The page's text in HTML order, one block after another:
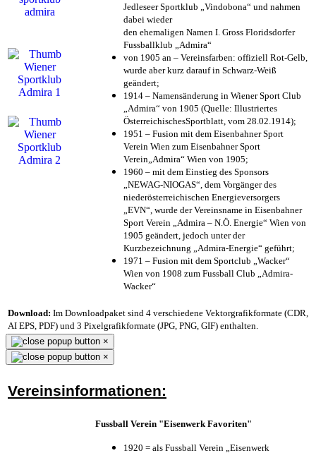
Jedleseer Sportklub „Vindobona“ und nahmen
dabei wieder
den ehemaligen Namen I. Gross Floridsdorfer
Fussballklub „Admira“
von 1905 an – Vereinsfarben: offiziell Rot-Gelb,
wurde aber kurz darauf in Schwarz-Weiß
geändert;
1914 – Namensänderung in Wiener Sport Club
„Admira“ von 1905 (Quelle: Illustriertes
ÖsterreichischesSportblatt, vom 28.02.1914);
1951 – Fusion mit dem Eisenbahner Sport
Verein Wien zum Eisenbahner Sport
Verein„Admira“ Wien von 1905;
1960 – mit dem Einstieg des Sponsors
„NEWAG-NIOGAS“, dem Vorgänger des
niederösterreichischen Energieversorgers
„EVN“, wurde der Vereinsname in Eisenbahner
Sport Verein „Admira – N.Ö. Energie“ Wien von
1905 geändert, jedoch unter der
Kurzbezeichnung „Admira-Energie“ geführt;
1971 – Fusion mit dem Sportclub „Wacker“
Wien von 1908 zum Fussball Club „Admira-
Wacker“
Download: Im Downloadpaket sind 4 verschiedene Vektorgrafikformate (CDR,
AI EPS, PDF) und 3 Pixelgrafikformate (JPG, PNG, GIF) enthalten.
×
×
Vereinsinformationen:
Fussball Verein "Eisenwerk Favoriten"
1920 = als Fussball Verein „Eisenwerk